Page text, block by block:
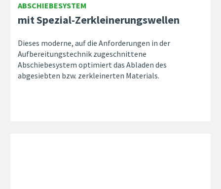
ABSCHIEBESYSTEM
mit Spezial-Zerkleinerungswellen
Dieses moderne, auf die Anforderungen in der
Aufbereitungstechnik zugeschnittene
Abschiebesystem optimiert das Abladen des
abgesiebten bzw. zerkleinerten Materials.